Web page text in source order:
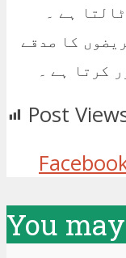
ہے ۔
کا صدقے
کرتا ہے ۔
Post
You